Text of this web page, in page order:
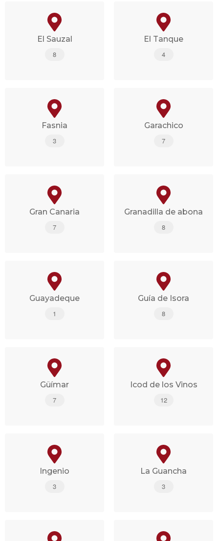
El Sauzal
8
El Tanque
4
Fasnia
3
Garachico
7
Gran Canaria
7
Granadilla de abona
8
Guayadeque
1
Guía de Isora
8
Güímar
7
Icod de los Vinos
12
Ingenio
3
La Guancha
3